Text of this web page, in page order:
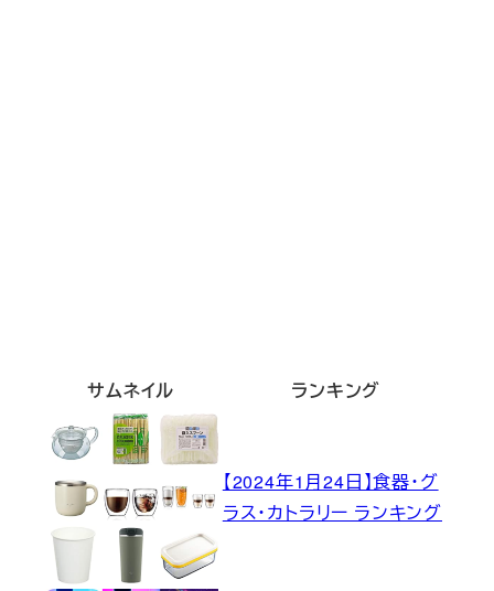
サムネイル ランキング
【2024年1月24日】食器・グ
ラス・カトラリー ランキング